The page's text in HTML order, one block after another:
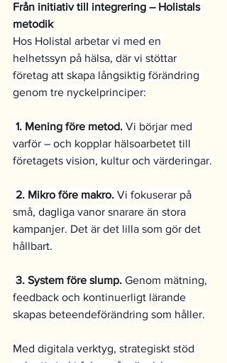
Från initiativ till integrering – Holistals
metodik
Hos Holistal arbetar vi med en
helhetssyn på hälsa, där vi stöttar
företag att skapa långsiktig förändring
genom tre nyckelprinciper:
1. Mening före metod. Vi börjar med
varför – och kopplar hälsoarbetet till
företagets vision, kultur och värderingar.
2. Mikro före makro. Vi fokuserar på
små, dagliga vanor snarare än stora
kampanjer. Det är det lilla som gör det
hållbart.
3. System före slump. Genom mätning,
feedback och kontinuerligt lärande
skapas beteendeförändring som håller.
Med digitala verktyg, strategiskt stöd